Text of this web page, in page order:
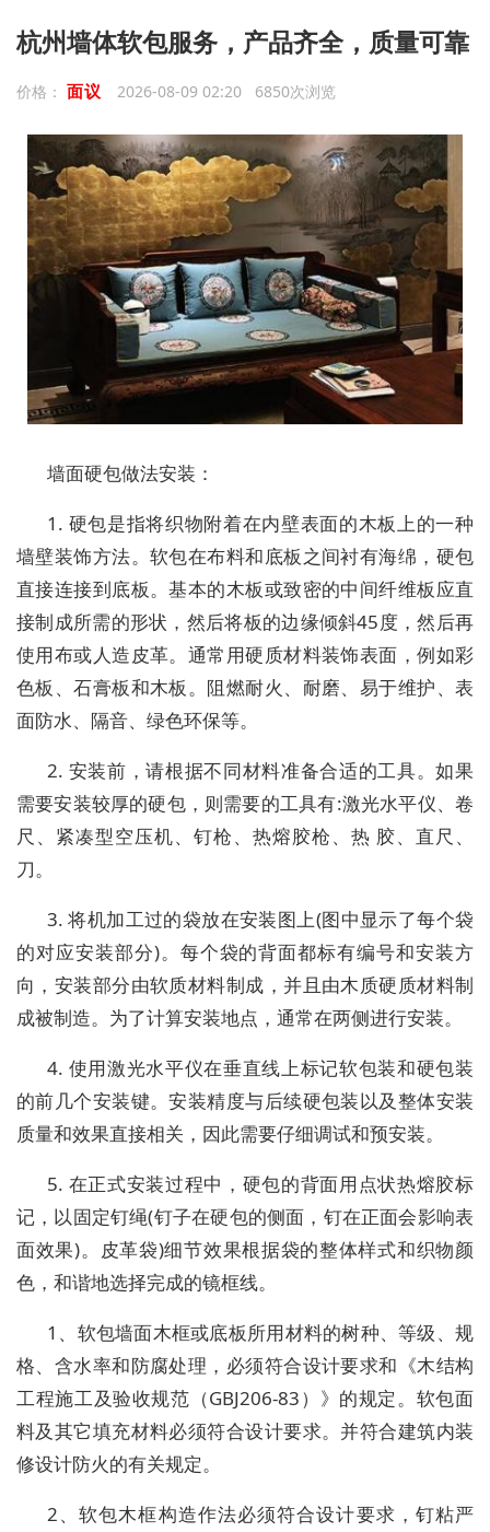
杭州墙体软包服务，产品齐全，质量可靠
价格： 面议 2026-08-09 02:20 6850次浏览
墙面硬包做法安装：
1. 硬包是指将织物附着在内壁表面的木板上的一种
墙壁装饰方法。软包在布料和底板之间衬有海绵，硬包
直接连接到底板。基本的木板或致密的中间纤维板应直
接制成所需的形状，然后将板的边缘倾斜45度，然后再
使用布或人造皮革。通常用硬质材料装饰表面，例如彩
色板、石膏板和木板。阻燃耐火、耐磨、易于维护、表
面防水、隔音、绿色环保等。
2. 安装前，请根据不同材料准备合适的工具。如果
需要安装较厚的硬包，则需要的工具有:激光水平仪、卷
尺、紧凑型空压机、钉枪、热熔胶枪、热 胶、直尺、
刀。
3. 将机加工过的袋放在安装图上(图中显示了每个袋
的对应安装部分)。每个袋的背面都标有编号和安装方
向，安装部分由软质材料制成，并且由木质硬质材料制
成被制造。为了计算安装地点，通常在两侧进行安装。
4. 使用激光水平仪在垂直线上标记软包装和硬包装
的前几个安装键。安装精度与后续硬包装以及整体安装
质量和效果直接相关，因此需要仔细调试和预安装。
5. 在正式安装过程中，硬包的背面用点状热熔胶标
记，以固定钉绳(钉子在硬包的侧面，钉在正面会影响表
面效果)。皮革袋)细节效果根据袋的整体样式和织物颜
色，和谐地选择完成的镜框线。
1、软包墙面木框或底板所用材料的树种、等级、规
格、含水率和防腐处理，必须符合设计要求和《木结构
工程施工及验收规范（GBJ206-83）》的规定。软包面
料及其它填充材料必须符合设计要求。并符合建筑内装
修设计防火的有关规定。
2、软包木框构造作法必须符合设计要求，钉粘严